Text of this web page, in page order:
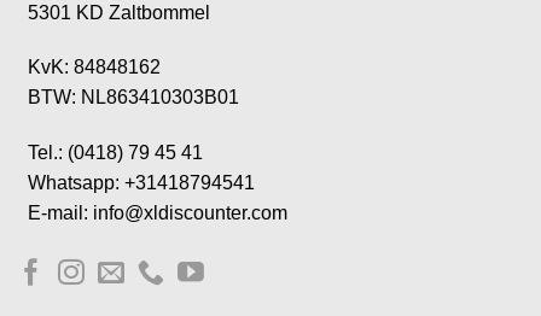
5301 KD Zaltbommel
KvK: 84848162
BTW: NL863410303B01
Tel.: (0418) 79 45 41
Whatsapp: +31418794541
E-mail: info@xldiscounter.com